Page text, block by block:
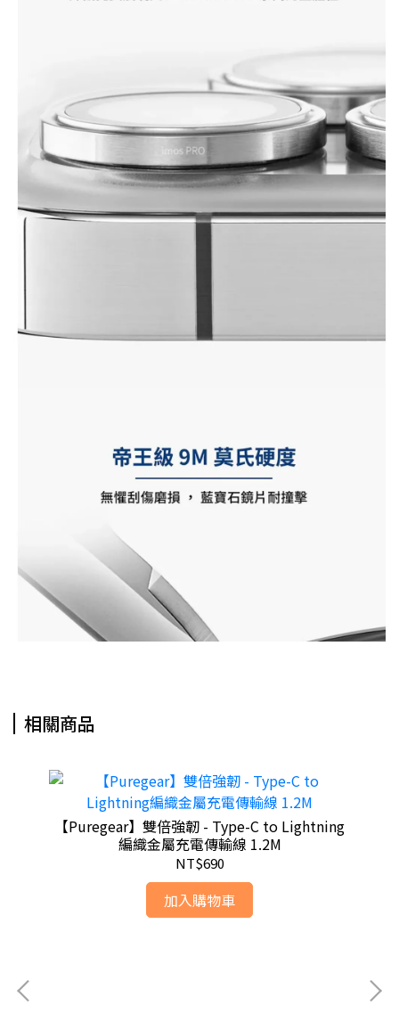
相關商品
【Puregear】雙倍強韌 - Type-C to Lightning
編織金屬充電傳輸線 1.2M
NT$690
加入購物車